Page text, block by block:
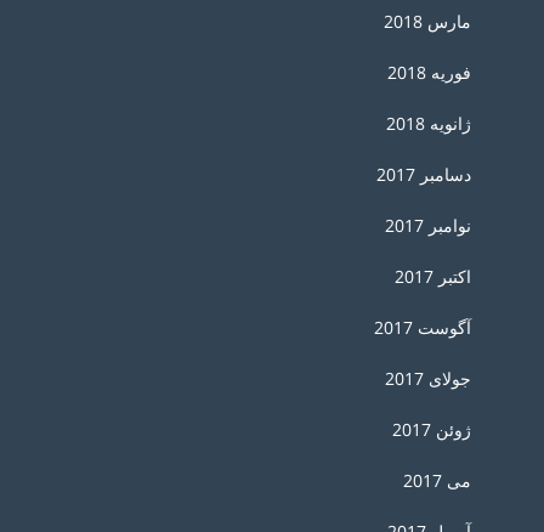
مارس 2018
فوریه 2018
ژانویه 2018
دسامبر 2017
نوامبر 2017
اکتبر 2017
آگوست 2017
جولای 2017
ژوئن 2017
می 2017